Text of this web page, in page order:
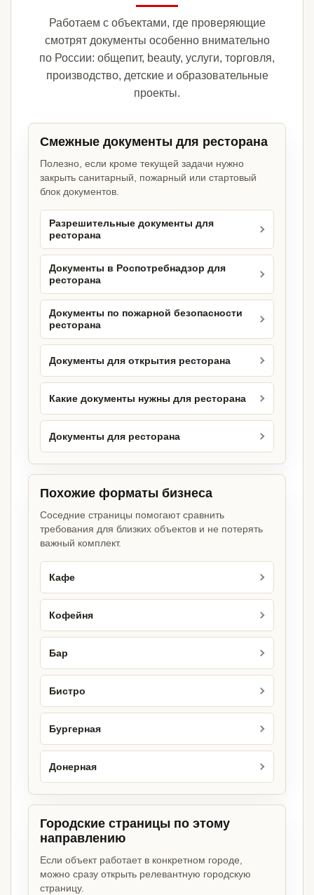
Работаем с объектами, где проверяющие
смотрят документы особенно внимательно
по России: общепит, beauty, услуги, торговля,
производство, детские и образовательные
проекты.
Смежные документы для ресторана
Полезно, если кроме текущей задачи нужно
закрыть санитарный, пожарный или стартовый
блок документов.
Разрешительные документы для
ресторана
Документы в Роспотребнадзор для
ресторана
Документы по пожарной безопасности
ресторана
Документы для открытия ресторана
Какие документы нужны для ресторана
Документы для ресторана
Похожие форматы бизнеса
Соседние страницы помогают сравнить
требования для близких объектов и не потерять
важный комплект.
Кафе
Кофейня
Бар
Бистро
Бургерная
Донерная
Городские страницы по этому
направлению
Если объект работает в конкретном городе,
можно сразу открыть релевантную городскую
страницу.